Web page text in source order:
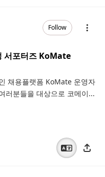
Follow
서포터즈 KoMate
채용플랫폼 KoMate 운영자
러분들을 대상으로 코메이...